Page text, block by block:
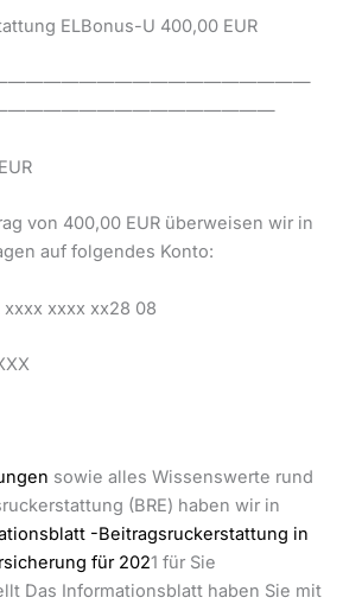
ELBonus-U 400,00 EUR
von 400,00 EUR überweisen wir in
auf folgendes Konto:
xxxx xxxx xx28 08
sowie alles Wissenswerte rund
(BRE) haben wir in
-Beitragsruckerstattung in
für 2021 für Sie
Das Informationsblatt haben Sie mit